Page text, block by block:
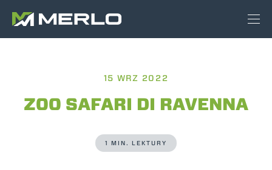
15 WRZ 2022
ZOO SAFARI DI RAVENNA
1 MIN. LEKTURY